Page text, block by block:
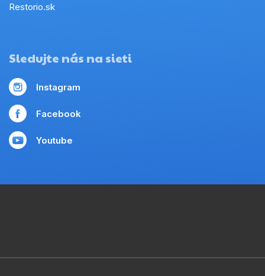
Restorio.sk
Sledujte nás na sieti
Instagram
Facebook
Youtube